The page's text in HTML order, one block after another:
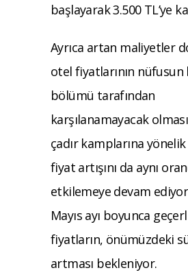
başlayarak 3.500 TL’ye
Ayrıca artan maliyetler
otel fiyatlarının
bölümü tarafından
karşılanamayacak
çadır kamplarına
fiyat artışını da aynı
etkilemeye devam
Mayıs ayı boyunca
fiyatların, önümüzdeki
artması bekleniyor.